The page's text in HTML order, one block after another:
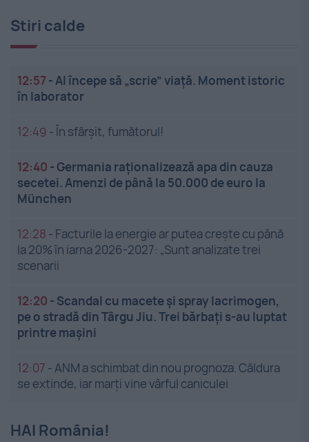
Stiri calde
12:57 -AI începe să „scrie” viață. Moment istoric
în laborator
12:49 -În sfârșit, fumătorul!
12:40 -Germania raționalizează apa din cauza
secetei. Amenzi de până la 50.000 de euro la
München
12:28 - Facturile la energie ar putea crește cu până
la 20% în iarna 2026-2027: „Sunt analizate trei
scenarii
12:20 - Scandal cu macete și spray lacrimogen,
pe o stradă din Târgu Jiu. Trei bărbați s-au luptat
printre mașini
12:07 -ANM a schimbat din nou prognoza. Căldura
se extinde, iar marți vine vârful caniculei
HAI România!